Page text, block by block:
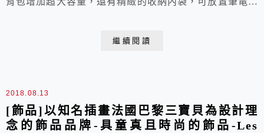
繼續閱讀
2018.08.13
[飾品]以知名插畫法國巴黎三寶貝為設計理
念的飾品品牌-具童真且時尚的飾品-Les